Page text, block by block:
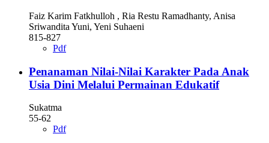
Faiz Karim Fatkhulloh , Ria Restu Ramadhanty, Anisa
Sriwandita Yuni, Yeni Suhaeni
815-827
Pdf
Penanaman Nilai-Nilai Karakter Pada Anak
Usia Dini Melalui Permainan Edukatif
Sukatma
55-62
Pdf